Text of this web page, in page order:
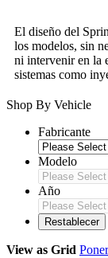
El diseño del
los modelos, sin
ni intervenir en la
sistemas como
Shop By Vehicle
Fabricante
Modelo
Año
Restablecer
View as Grid